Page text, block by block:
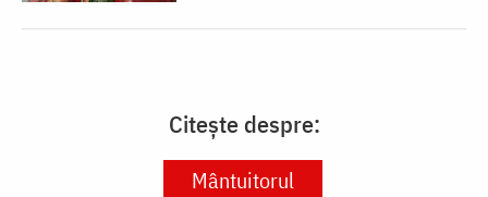
Citește despre:
Mântuitorul